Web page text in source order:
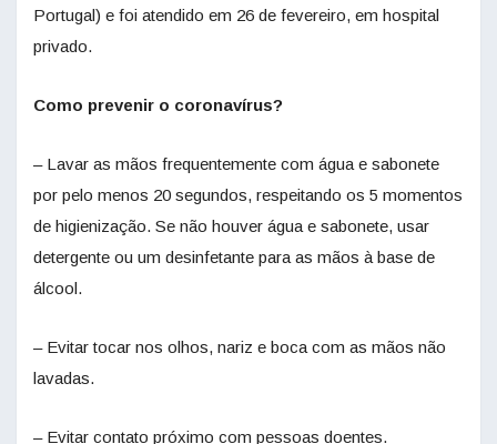
Portugal) e foi atendido em 26 de fevereiro, em hospital
privado.
Como prevenir o coronavírus?
– Lavar as mãos frequentemente com água e sabonete
por pelo menos 20 segundos, respeitando os 5 momentos
de higienização. Se não houver água e sabonete, usar
detergente ou um desinfetante para as mãos à base de
álcool.
– Evitar tocar nos olhos, nariz e boca com as mãos não
lavadas.
– Evitar contato próximo com pessoas doentes.